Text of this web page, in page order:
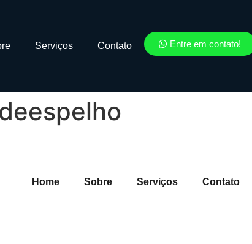
Serviços Contato Entre em contato!
Home Sobre Serviços Contato